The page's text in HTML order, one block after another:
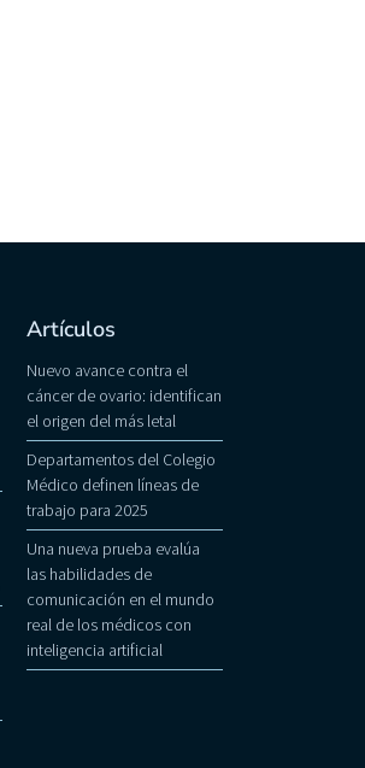
Artículos
Nuevo avance contra el
cáncer de ovario: identifican
el origen del más letal
Departamentos del Colegio
Médico definen líneas de
trabajo para 2025
Una nueva prueba evalúa
las habilidades de
comunicación en el mundo
real de los médicos con
inteligencia artificial